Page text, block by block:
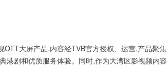
大屏产品,内容经TVB官方授权、运营,产品聚焦
港剧和优质服务体验。同时,作为大湾区影视频内容